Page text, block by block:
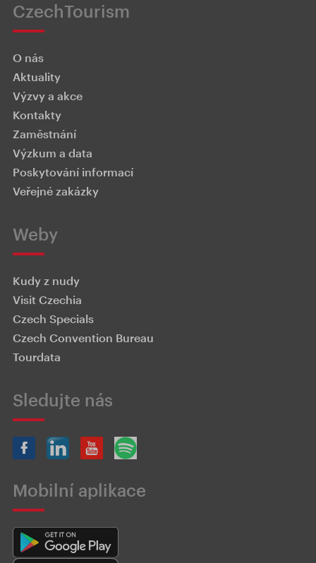
CzechTourism
O nás
Aktuality
Výzvy a akce
Kontakty
Zaměstnání
Výzkum a data
Poskytování informací
Veřejné zakázky
Weby
Kudy z nudy
Visit Czechia
Czech Specials
Czech Convention Bureau
Tourdata
Sledujte nás
Mobilní aplikace